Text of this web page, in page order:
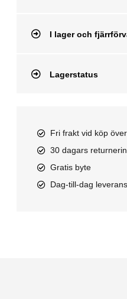
I lager och
Lagerstatus
Fri frakt vid köp
30 dagars
Gratis byte
Dag-till-dag leverans